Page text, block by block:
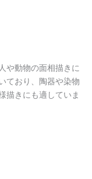
や動物の面相描きに
ており、陶器や染物
描きにも適していま